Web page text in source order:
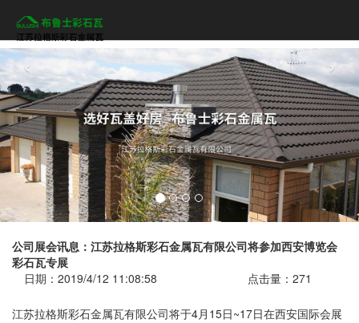
‹ ›
公司展会讯息：江苏拉格斯彩石金属瓦有限公司将参加西安博览会
彩石瓦专展
日期：2019/4/12 11:08:58
点击量： 271
江苏拉格斯彩石金属瓦有限公司将于4月15日~17日在西安国际会展